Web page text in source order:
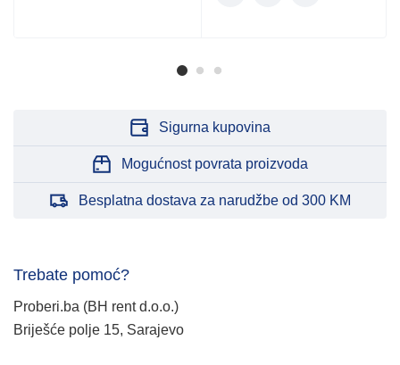
Sigurna kupovina
Mogućnost povrata proizvoda
Besplatna dostava za narudžbe od 300 KM
Trebate pomoć?
Proberi.ba (BH rent d.o.o.)
Briješće polje 15, Sarajevo